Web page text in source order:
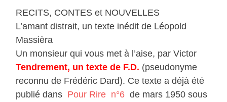
RECITS, CONTES et NOUVELLES
L’amant distrait, un texte inédit de Léopold
Massièra
Un monsieur qui vous met à l’aise, par Victor
Tendrement, un texte de F.D. (pseudonyme
reconnu de Frédéric Dard). Ce texte a déjà été
publié dans Pour Rire n°6 de mars 1950 sous